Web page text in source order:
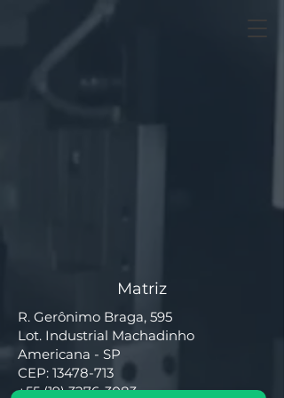
Matriz
R. Gerônimo Braga, 595
Lot. Industrial Machadinho
Americana - SP
CEP: 13478-713
+55 (19) 3276-3083